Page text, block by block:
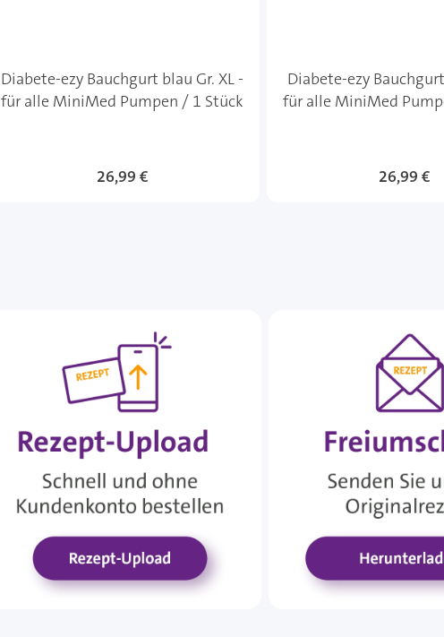
Diabete-ezy Bauchgurt blau Gr. XL -
für alle MiniMed Pumpen / 1 Stück
26,99 €
Diabete-ezy
für alle MiniMed
26,99 €